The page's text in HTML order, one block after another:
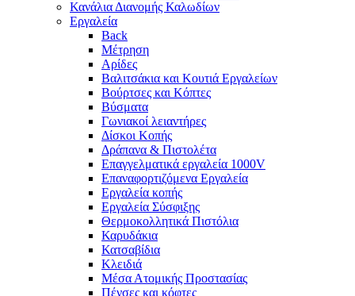
Κανάλια Διανομής Καλωδίων
Εργαλεία
Back
Μέτρηση
Αρίδες
Βαλιτσάκια και Κουτιά Εργαλείων
Βούρτσες και Κόπτες
Βύσματα
Γωνιακοί λειαντήρες
Δίσκοι Κοπής
Δράπανα & Πιστολέτα
Επαγγελματικά εργαλεία 1000V
Επαναφορτιζόμενα Εργαλεία
Εργαλεία κοπής
Εργαλεία Σύσφιξης
Θερμοκολλητικά Πιστόλια
Καρυδάκια
Κατσαβίδια
Κλειδιά
Μέσα Ατομικής Προστασίας
Πένσες και κόφτες